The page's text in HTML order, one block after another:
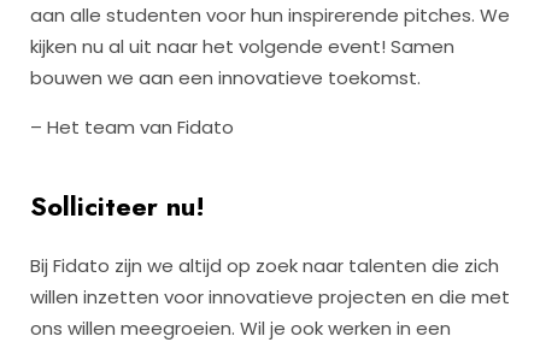
aan alle studenten voor hun inspirerende pitches. We
kijken nu al uit naar het volgende event! Samen
bouwen we aan een innovatieve toekomst.
– Het team van Fidato
Solliciteer nu!
Bij Fidato zijn we altijd op zoek naar talenten die zich
willen inzetten voor innovatieve projecten en die met
ons willen meegroeien. Wil je ook werken in een